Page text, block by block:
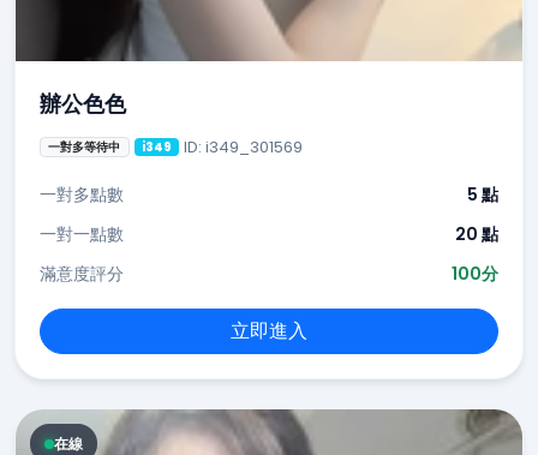
辦公色色
一對多等待中 i349 ID: i349_301569
一對多點數
5 點
一對一點數
20 點
滿意度評分
100分
立即進入
在線